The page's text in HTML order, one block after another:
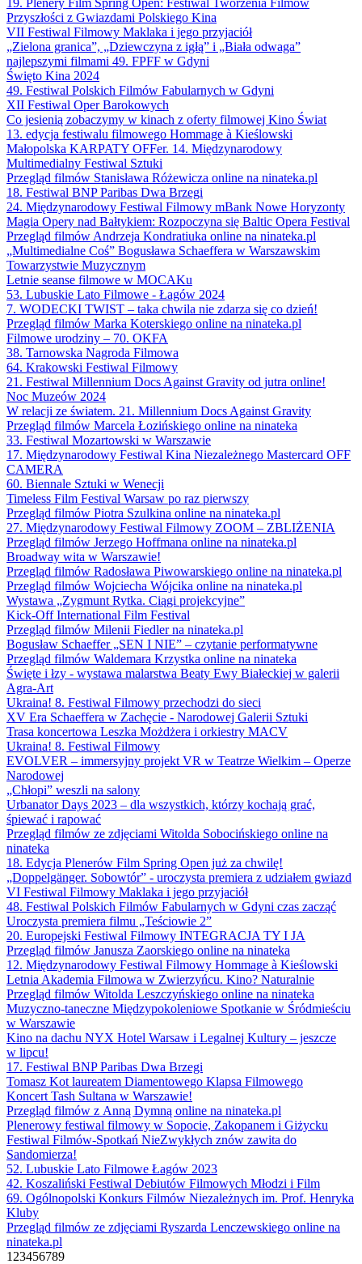
Przyszłości z Gwiazdami Polskiego Kina
VII Festiwal Filmowy Maklaka i jego przyjaciół
„Zielona granica”, „Dziewczyna z igłą” i „Biała odwaga”
najlepszymi filmami 49. FPFF w Gdyni
Święto Kina 2024
49. Festiwal Polskich Filmów Fabularnych w Gdyni
XII Festiwal Oper Barokowych
Co jesienią zobaczymy w kinach z oferty filmowej Kino Świat
13. edycja festiwalu filmowego Hommage à Kieślowski
Małopolska KARPATY OFFer. 14. Międzynarodowy
Multimedialny Festiwal Sztuki
Przegląd filmów Stanisława Różewicza online na ninateka.pl
18. Festiwal BNP Paribas Dwa Brzegi
24. Międzynarodowy Festiwal Filmowy mBank Nowe Horyzonty
Magia Opery nad Bałtykiem: Rozpoczyna się Baltic Opera Festival
Przegląd filmów Andrzeja Kondratiuka online na ninateka.pl
„Multimedialne Coś” Bogusława Schaeffera w Warszawskim
Towarzystwie Muzycznym
Letnie seanse filmowe w MOCAKu
53. Lubuskie Lato Filmowe - Łagów 2024
7. WODECKI TWIST – taka chwila nie zdarza się co dzień!
Przegląd filmów Marka Koterskiego online na ninateka.pl
Filmowe urodziny – 70. OKFA
38. Tarnowska Nagroda Filmowa
64. Krakowski Festiwal Filmowy
21. Festiwal Millennium Docs Against Gravity od jutra online!
Noc Muzeów 2024
W relacji ze światem. 21. Millennium Docs Against Gravity
Przegląd filmów Marcela Łozińskiego online na ninateka
33. Festiwal Mozartowski w Warszawie
17. Międzynarodowy Festiwal Kina Niezależnego Mastercard OFF
CAMERA
60. Biennale Sztuki w Wenecji
Timeless Film Festival Warsaw po raz pierwszy
Przegląd filmów Piotra Szulkina online na ninateka.pl
27. Międzynarodowy Festiwal Filmowy ZOOM – ZBLIŻENIA
Przegląd filmów Jerzego Hoffmana online na ninateka.pl
Broadway wita w Warszawie!
Przegląd filmów Radosława Piwowarskiego online na ninateka.pl
Przegląd filmów Wojciecha Wójcika online na ninateka.pl
Wystawa „Zygmunt Rytka. Ciągi projekcyjne”
Kick-Off International Film Festival
Przegląd filmów Milenii Fiedler na ninateka.pl
Bogusław Schaeffer „SEN I NIE” – czytanie performatywne
Przegląd filmów Waldemara Krzystka online na ninateka
Święte i łzy - wystawa malarstwa Beaty Ewy Białeckiej w galerii
Agra-Art
Ukraina! 8. Festiwal Filmowy przechodzi do sieci
XV Era Schaeffera w Zachęcie - Narodowej Galerii Sztuki
Trasa koncertowa Leszka Możdżera i orkiestry MACV
Ukraina! 8. Festiwal Filmowy
EVOLVER – immersyjny projekt VR w Teatrze Wielkim – Operze
Narodowej
„Chłopi” weszli na salony
Urbanator Days 2023 – dla wszystkich, którzy kochają grać,
śpiewać i rapować
Przegląd filmów ze zdjęciami Witolda Sobocińskiego online na
ninateka
18. Edycja Plenerów Film Spring Open już za chwilę!
„Doppelgänger. Sobowtór” - uroczysta premiera z udziałem gwiazd
VI Festiwal Filmowy Maklaka i jego przyjaciół
48. Festiwal Polskich Filmów Fabularnych w Gdyni czas zacząć
Uroczysta premiera filmu „Teściowie 2”
20. Europejski Festiwal Filmowy INTEGRACJA TY I JA
Przegląd filmów Janusza Zaorskiego online na ninateka
12. Międzynarodowy Festiwal Filmowy Hommage à Kieślowski
Letnia Akademia Filmowa w Zwierzyńcu. Kino? Naturalnie
Przegląd filmów Witolda Leszczyńskiego online na ninateka
Muzyczno-taneczne Międzypokoleniowe Spotkanie w Śródmieściu
w Warszawie
Kino na dachu NYX Hotel Warsaw i Legalnej Kultury – jeszcze
w lipcu!
17. Festiwal BNP Paribas Dwa Brzegi
Tomasz Kot laureatem Diamentowego Klapsa Filmowego
Koncert Tash Sultana w Warszawie!
Przegląd filmów z Anną Dymną online na ninateka.pl
Plenerowy festiwal filmowy w Sopocie, Zakopanem i Giżycku
Festiwal Filmów-Spotkań NieZwykłych znów zawita do
Sandomierza!
52. Lubuskie Lato Filmowe Łagów 2023
42. Koszaliński Festiwal Debiutów Filmowych Młodzi i Film
69. Ogólnopolski Konkurs Filmów Niezależnych im. Prof. Henryka
Kluby
Przegląd filmów ze zdjęciami Ryszarda Lenczewskiego online na
ninateka.pl
1 23456789